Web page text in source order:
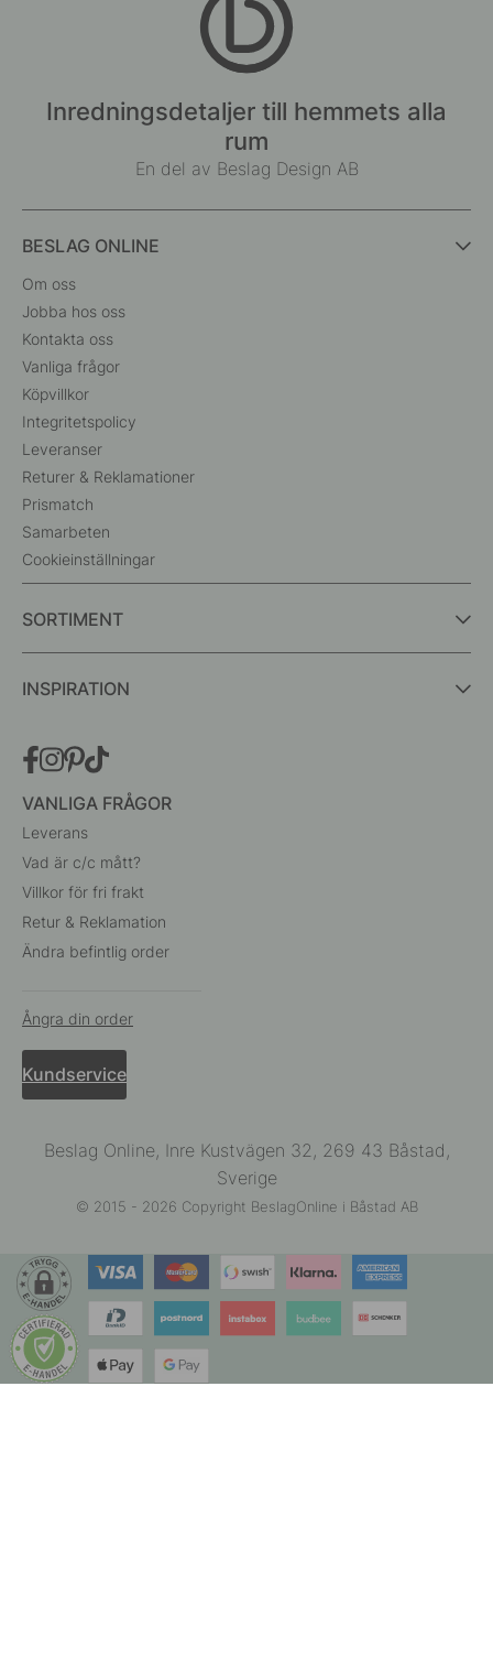
Inredningsdetaljer till hemmets alla
rum
En del av Beslag Design AB
BESLAG ONLINE
Om oss
Jobba hos oss
Kontakta oss
Vanliga frågor
Köpvillkor
Integritetspolicy
Leveranser
Returer & Reklamationer
Prismatch
Samarbeten
Cookieinställningar
SORTIMENT
INSPIRATION
VANLIGA FRÅGOR
Leverans
Vad är c/c mått?
Villkor för fri frakt
Retur & Reklamation
Ändra befintlig order
Ångra din order
Kundservice
Beslag Online, Inre Kustvägen 32, 269 43 Båstad,
Sverige
© 2015 - 2026 Copyright BeslagOnline i Båstad AB